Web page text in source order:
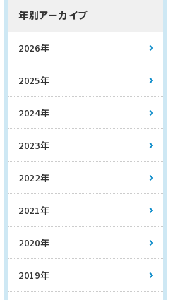
年別アーカイブ
2026年
2025年
2024年
2023年
2022年
2021年
2020年
2019年